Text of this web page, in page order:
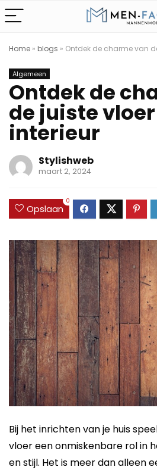
Home » blogs » Ontdek de charme van
Algemeen
Ontdek de
de juiste
interieur
Stylishweb
maart 2, 2024
Opslaan
0
Bij het inrichten van je huis
vloer een onmiskenbare rol in
en stijl. Het is meer dan alleen